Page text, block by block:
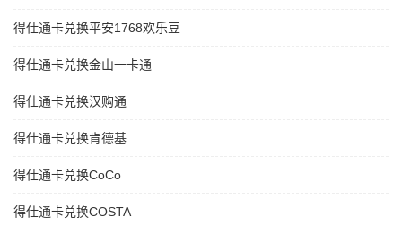
得仕通卡兑换平安1768欢乐豆
得仕通卡兑换金山一卡通
得仕通卡兑换汉购通
得仕通卡兑换肯德基
得仕通卡兑换CoCo
得仕通卡兑换COSTA